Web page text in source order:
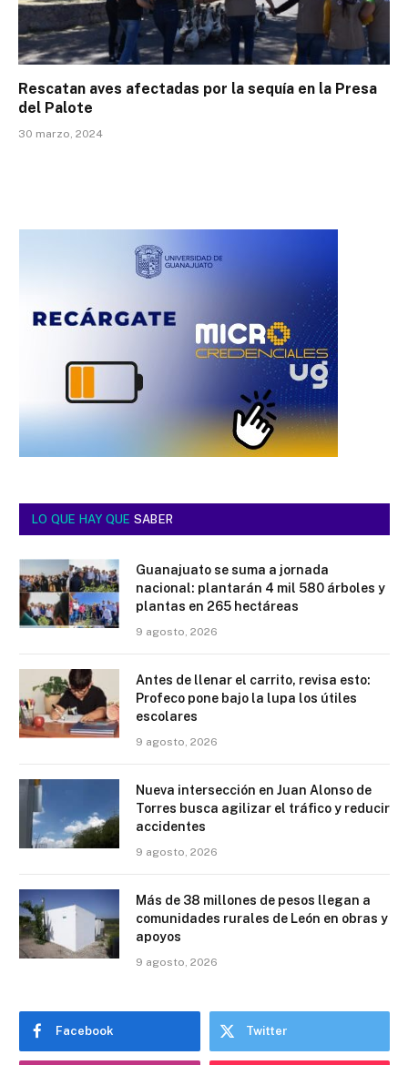
Rescatan aves afectadas por la sequía en la Presa
del Palote
30 marzo, 2024
LO QUE HAY QUE SABER
Guanajuato se suma a jornada
nacional: plantarán 4 mil 580 árboles y
plantas en 265 hectáreas
9 agosto, 2026
Antes de llenar el carrito, revisa esto:
Profeco pone bajo la lupa los útiles
escolares
9 agosto, 2026
Nueva intersección en Juan Alonso de
Torres busca agilizar el tráfico y reducir
accidentes
9 agosto, 2026
Más de 38 millones de pesos llegan a
comunidades rurales de León en obras y
apoyos
9 agosto, 2026
Facebook Twitter